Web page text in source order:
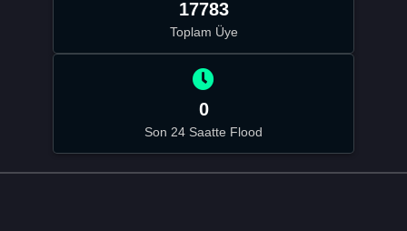
17783
Toplam Üye
0
Son 24 Saatte Flood